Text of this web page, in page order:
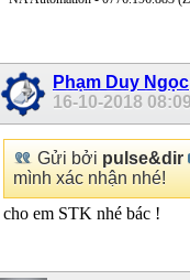
Phạm Duy Ngọc
16-10-2018
Gửi bởi pulse&dir
mình xác nhận nhé!
cho em STK nhé bác !